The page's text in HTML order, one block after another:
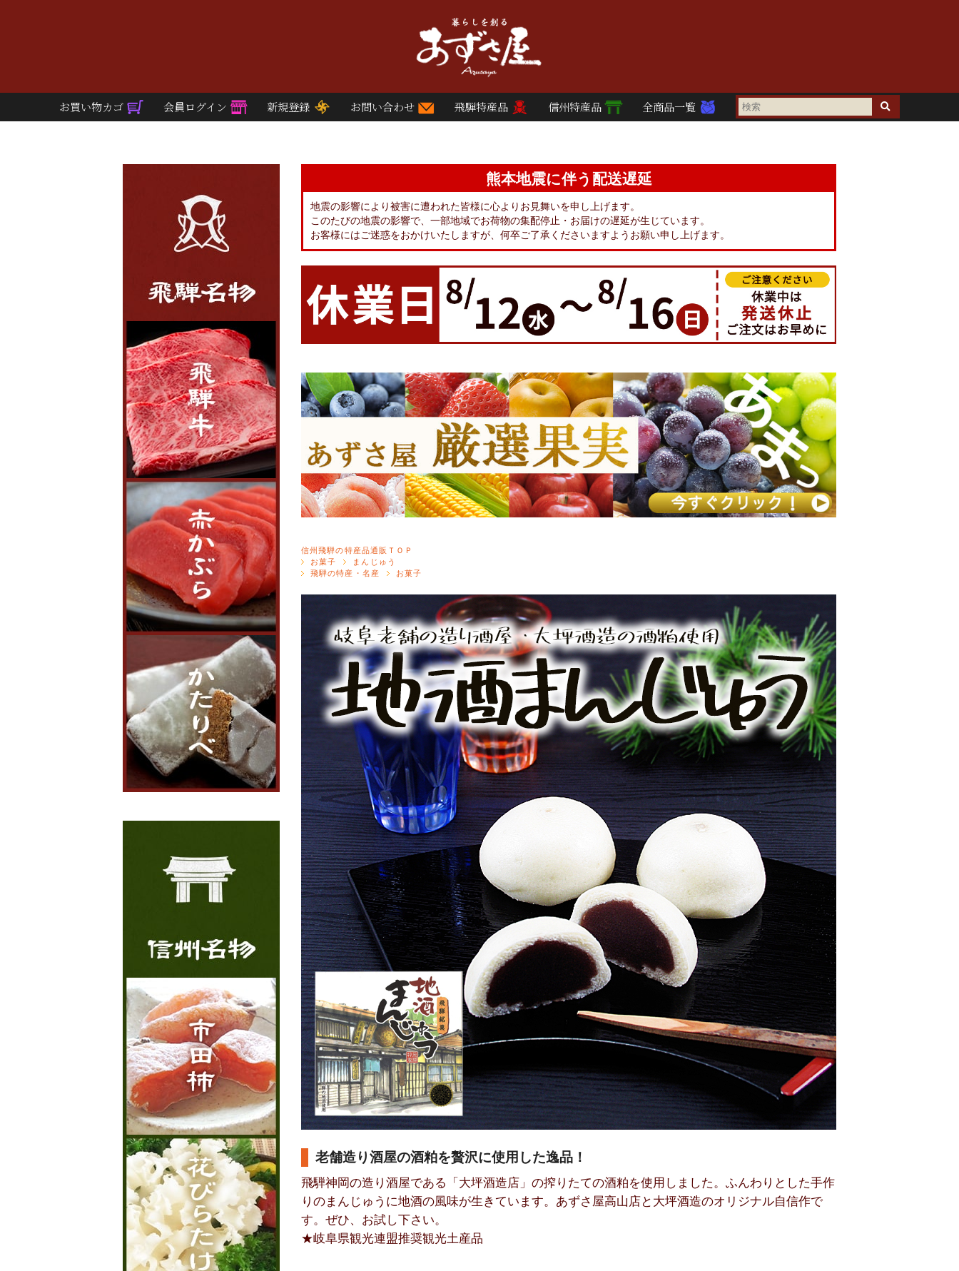
お買い物カゴ 会員ログイン 新規登録 お問い合わせ 飛騨特産品 信州特産品 全商品一覧
熊本地震に伴う配送遅延
地震の影響により被害に遭われた皆様に心よりお見舞いを申し上げます。
このたびの地震の影響で、一部地域でお荷物の集配停止・お届けの遅延が生じています。
お客様にはご迷惑をおかけいたしますが、何卒ご了承くださいますようお願い申し上げます。
信州飛騨の特産品通販ＴＯＰ
お菓子
まんじゅう
飛騨の特産・名産
お菓子
老舗造り酒屋の酒粕を贅沢に使用した逸品！
飛騨神岡の造り酒屋である「大坪酒造店」の搾りたての酒粕を使用しました。ふんわりとした手作
りのまんじゅうに地酒の風味が生きています。あずさ屋高山店と大坪酒造のオリジナル自信作で
す。ぜひ、お試し下さい。
★岐阜県観光連盟推奨観光土産品